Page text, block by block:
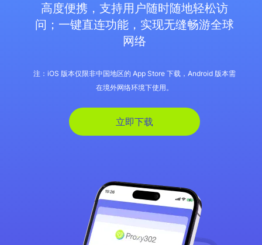
高度便携，支持用户随时随地轻松访
问；一键直连功能，实现无缝畅游全球
网络
注：iOS 版本仅限非中国地区的 App Store 下载，Android 版本需
在境外网络环境下使用。
立即下载